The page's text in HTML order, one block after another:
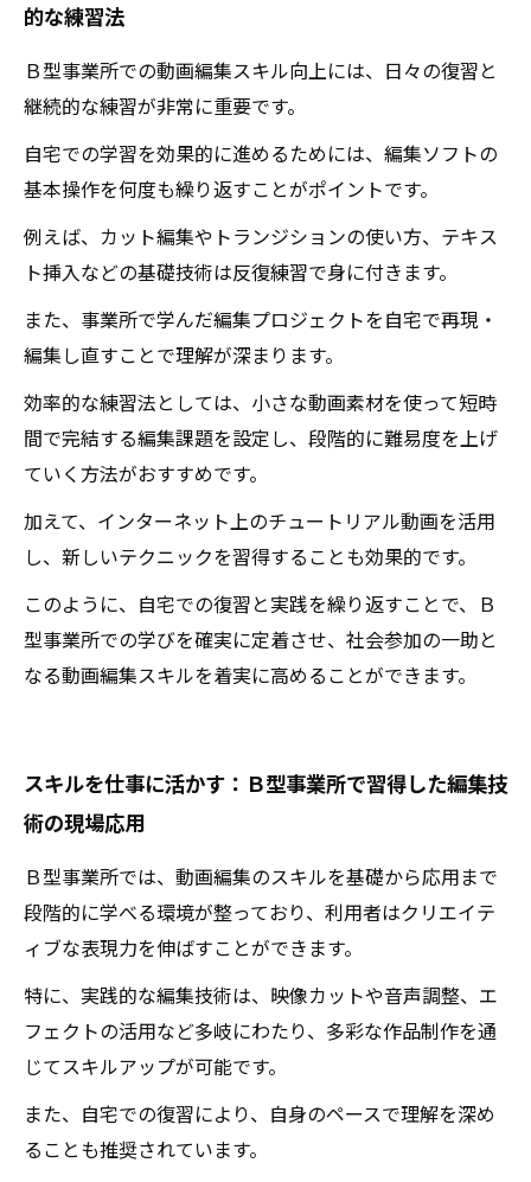
的な練習法
Ｂ型事業所での動画編集スキル向上には、日々の復習と
継続的な練習が非常に重要です。
自宅での学習を効果的に進めるためには、編集ソフトの
基本操作を何度も繰り返すことがポイントです。
例えば、カット編集やトランジションの使い方、テキス
ト挿入などの基礎技術は反復練習で身に付きます。
また、事業所で学んだ編集プロジェクトを自宅で再現・
編集し直すことで理解が深まります。
効率的な練習法としては、小さな動画素材を使って短時
間で完結する編集課題を設定し、段階的に難易度を上げ
ていく方法がおすすめです。
加えて、インターネット上のチュートリアル動画を活用
し、新しいテクニックを習得することも効果的です。
このように、自宅での復習と実践を繰り返すことで、Ｂ
型事業所での学びを確実に定着させ、社会参加の一助と
なる動画編集スキルを着実に高めることができます。
スキルを仕事に活かす：Ｂ型事業所で習得した編集技
術の現場応用
Ｂ型事業所では、動画編集のスキルを基礎から応用まで
段階的に学べる環境が整っており、利用者はクリエイテ
ィブな表現力を伸ばすことができます。
特に、実践的な編集技術は、映像カットや音声調整、エ
フェクトの活用など多岐にわたり、多彩な作品制作を通
じてスキルアップが可能です。
また、自宅での復習により、自身のペースで理解を深め
ることも推奨されています。